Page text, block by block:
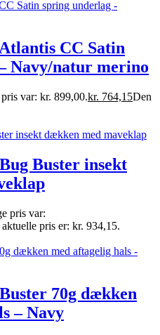
CC Satin
Navy/natur merino
var: kr. 899,00.kr. 764,15Den
Buster insekt
pris var:
pris er: kr. 934,15.
70g dækken
– Navy